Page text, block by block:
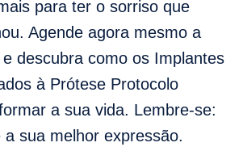
para ter o sorriso que
Agende agora mesmo a
descubra como os Implantes
à Prótese Protocolo
a sua vida. Lembre-se:
sua melhor expressão.